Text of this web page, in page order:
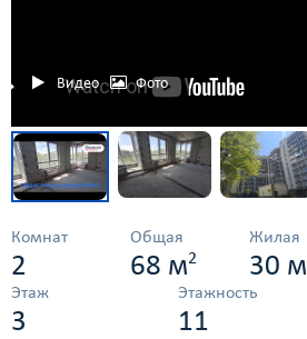
Видео Фото
Комнат
2
Общая
68 м2
Жилая
30 м
Этаж
3
Этажность
11